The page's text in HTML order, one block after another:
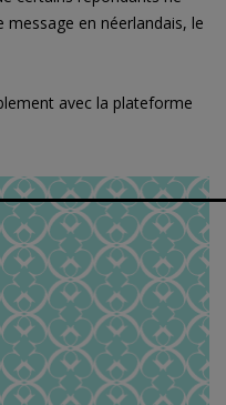
en néerlandais, le
avec la plateforme